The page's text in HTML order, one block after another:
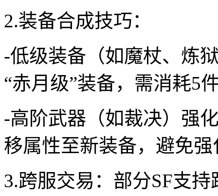
2.装备合成技巧：
-低级装备（如魔杖、炼
“赤月级”装备，需消耗5
-高阶武器（如裁决）强
移属性至新装备，避免
3.跨服交易：部分SF支